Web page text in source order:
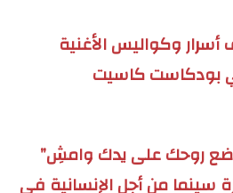
وكواليس الأغنية
بودكاست كاسيت
روحك على يدك وامشِ”
سينما من أجل الإنسانية في